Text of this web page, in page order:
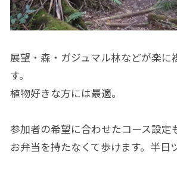
展望・森・ガジュマル林などが楽に
す。
植物好きな方には最適。
参加者の希望に合わせたコース設定
お弁当を持たなくて歩けます。半日